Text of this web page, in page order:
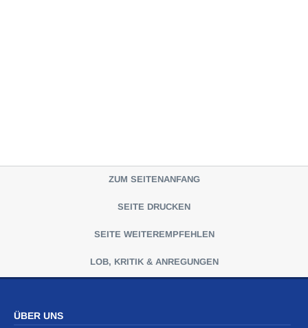
ZUM SEITENANFANG
SEITE DRUCKEN
SEITE WEITEREMPFEHLEN
LOB, KRITIK & ANREGUNGEN
ÜBER UNS